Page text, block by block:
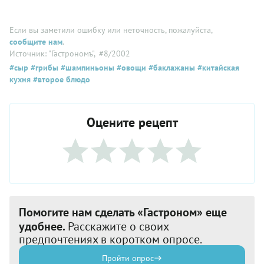
Если вы заметили ошибку или неточность, пожалуйста,
сообщите нам.
Источник: "Гастрономъ", #8/2002
#сыр #грибы #шампиньоны #овощи #баклажаны #китайская
кухня #второе блюдо
Оцените рецепт
Помогите нам сделать «Гастроном» еще
удобнее. Расскажите о своих
предпочтениях в коротком опросе.
Пройти опрос